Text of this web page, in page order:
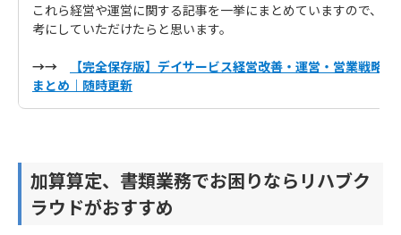
これら経営や運営に関する記事を一挙にまとめていますので、
考にしていただけたらと思います。
→→
【完全保存版】デイサービス経営改善・運営・営業戦略
まとめ｜随時更新
加算算定、書類業務でお困りならリハブク
ラウドがおすすめ